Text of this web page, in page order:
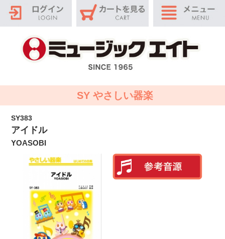
SY やさしい器楽
SY383
アイドル
YOASOBI